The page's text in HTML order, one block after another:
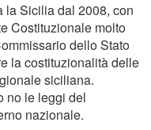
la Sicilia dal 2008, con
Costituzionale molto
dello Stato
la costituzionalità delle
siciliana.
no le leggi del
nazionale.